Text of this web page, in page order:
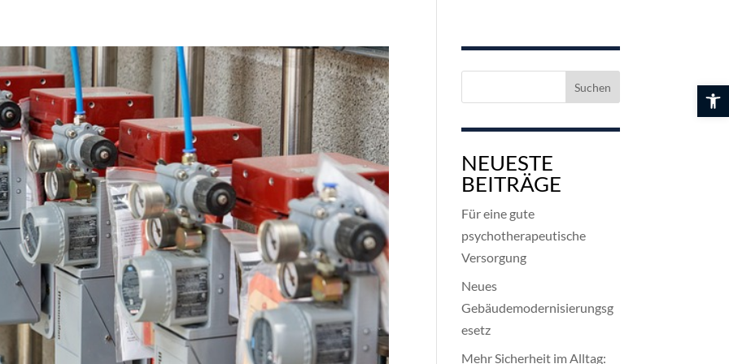
NEUESTE
BEITRÄGE
Für eine gute
psychotherapeutische
Versorgung
Neues
Gebäudemodernisierungsg
esetz
Mehr Sicherheit im Alltag: